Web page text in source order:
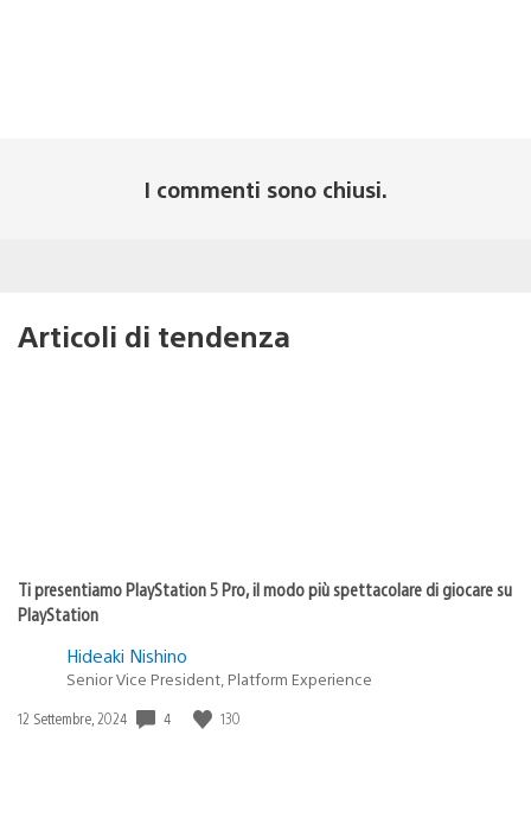
I commenti sono chiusi.
Articoli di tendenza
Ti presentiamo PlayStation 5 Pro, il modo più spettacolare di giocare su
PlayStation
Hideaki Nishino
Senior Vice President, Platform Experience
Data
12 Settembre, 2024 4 130